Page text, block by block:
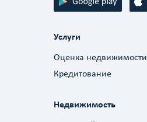
Услуги
Оценка недвижимости
Кредитование
Недвижимость